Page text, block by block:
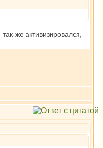
же активизировался,